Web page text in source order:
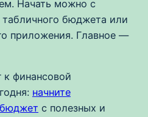
Начать можно с
бюджета или
приложения. Главное —
финансовой
начните
с полезных и